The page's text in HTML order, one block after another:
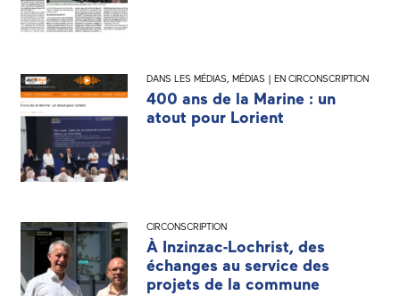
DANS LES MÉDIAS, MÉDIAS | EN CIRCONSCRIPTION
400 ans de la Marine : un
atout pour Lorient
CIRCONSCRIPTION
À Inzinzac-Lochrist, des
échanges au service des
projets de la commune